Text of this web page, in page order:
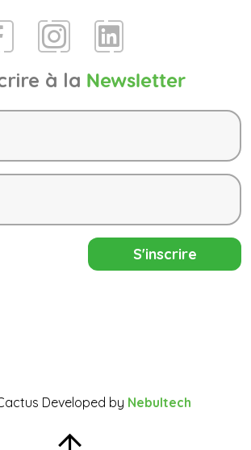
à la Newsletter
Developed by Nebultech